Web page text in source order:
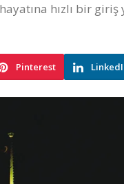
hızlı bir giriş
Pinterest